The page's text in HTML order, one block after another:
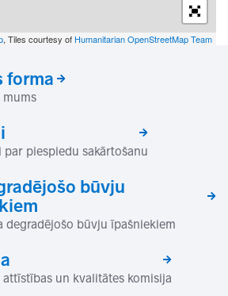
, Tiles courtesy of Humanitarian OpenStreetMap Team
forma
mums
par piespiedu sakārtošanu
būvju
degradējošo būvju īpašniekiem
un kvalitātes komisija